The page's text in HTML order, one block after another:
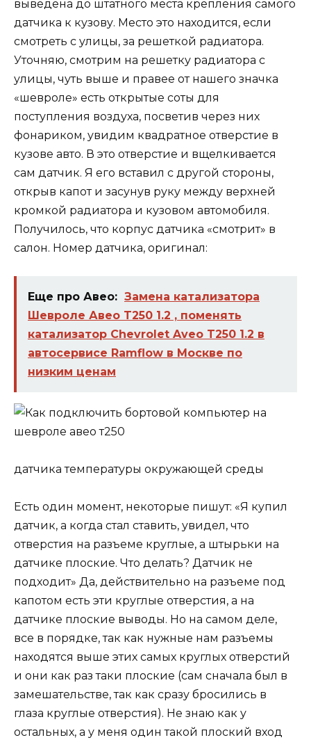
выведена до штатного места крепления самого
датчика к кузову. Место это находится, если
смотреть с улицы, за решеткой радиатора.
Уточняю, смотрим на решетку радиатора с
улицы, чуть выше и правее от нашего значка
«шевроле» есть открытые соты для
поступления воздуха, посветив через них
фонариком, увидим квадратное отверстие в
кузове авто. В это отверстие и вщелкивается
сам датчик. Я его вставил с другой стороны,
открыв капот и засунув руку между верхней
кромкой радиатора и кузовом автомобиля.
Получилось, что корпус датчика «смотрит» в
салон. Номер датчика, оригинал:
Еще про Авео: Замена катализатора
Шевроле Авео T250 1.2 , поменять
катализатор Chevrolet Aveo T250 1.2 в
автосервисе Ramflow в Москве по
низким ценам
датчика температуры окружающей среды
Есть один момент, некоторые пишут: «Я купил
датчик, а когда стал ставить, увидел, что
отверстия на разъеме круглые, а штырьки на
датчике плоские. Что делать? Датчик не
подходит» Да, действительно на разъеме под
капотом есть эти круглые отверстия, а на
датчике плоские выводы. Но на самом деле,
все в порядке, так как нужные нам разъемы
находятся выше этих самых круглых отверстий
и они как раз таки плоские (сам сначала был в
замешательстве, так как сразу бросились в
глаза круглые отверстия). Не знаю как у
остальных, а у меня один такой плоский вход